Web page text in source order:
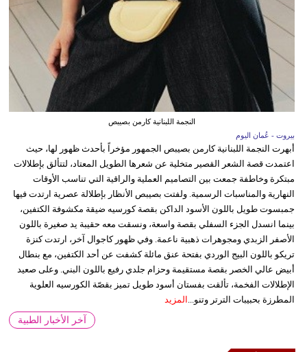
النجمة اللبنانية كارمن بصيبص
بيروت - عُمان اليوم
أبهرت النجمة اللبنانية كارمن بصيبص الجمهور مؤخراً بأحدث ظهور لها، حيث
اعتمدت قصة الشعر القصير متخلية عن شعرها الطويل المعتاد، لتتألق بإطلالات
مبتكرة وخاطفة جمعت بين التصاميم العملية والراقية التي تناسب الأوقات
النهارية والمناسبات الرسمية. ولفتت بصيبص الأنظار بإطلالة عصرية ارتدت فيها
جمبسوت طويل باللون الأسود الداكن بقصة كورسيه ضيقة مكشوفة الكتفين،
بينما انسدل الجزء السفلي بقصة واسعة، ونسقت معه حقيبة يد صغيرة باللون
الأصفر الزبدي ومجوهرات ذهبية ناعمة. وفي ظهور كاجوال آخر، ارتدت كنزة
تريكو باللون البيج الوردي بفتحة عنق مائلة كشفت عن أحد الكتفين، مع بنطال
أبيض عالي الخصر بقصة مستقيمة وحزام جلدي رفيع باللون البني. وعلى صعيد
الإطلالات الفخمة، تألقت بفستان أسود طويل تميز بقصّة الكورسيه العلوية
المطرزة بحبيبات الترتر وتنو... المزيد
آخر الأخبار الطبية